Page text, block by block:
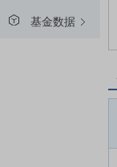
基金数据